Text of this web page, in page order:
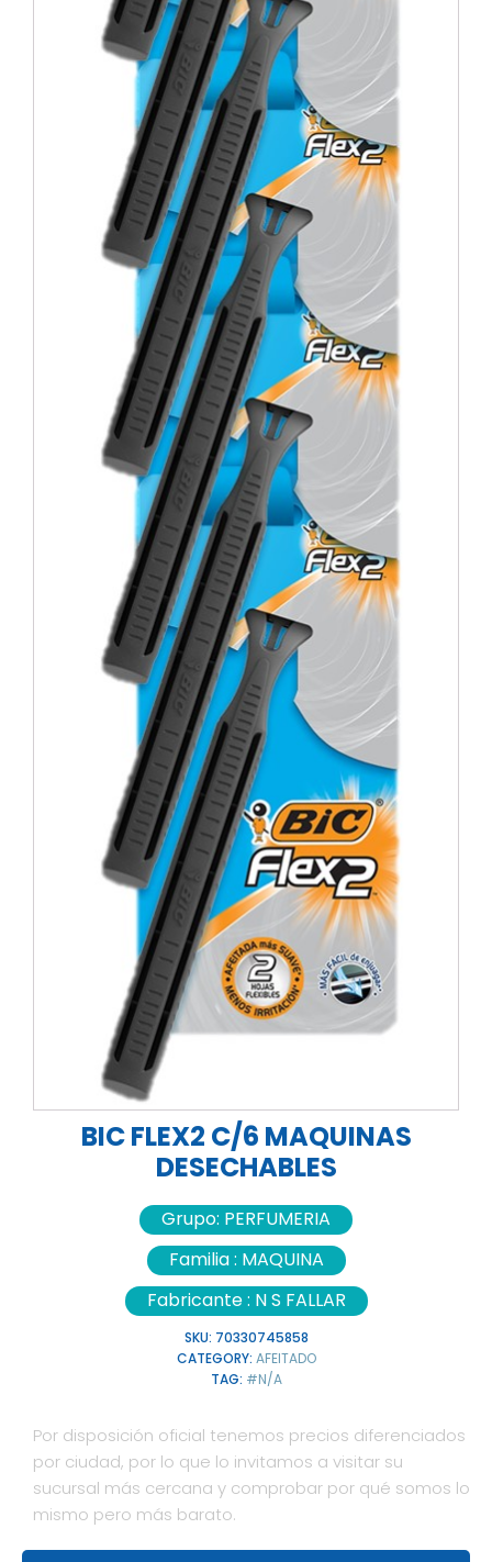
BIC FLEX2 C/6 MAQUINAS
DESECHABLES
Grupo: PERFUMERIA
Familia : MAQUINA
Fabricante : N S FALLAR
SKU: 70330745858
CATEGORY: AFEITADO
TAG: #N/A
Por disposición oficial tenemos precios diferenciados
por ciudad, por lo que lo invitamos a visitar su
sucursal más cercana y comprobar por qué somos lo
mismo pero más barato.